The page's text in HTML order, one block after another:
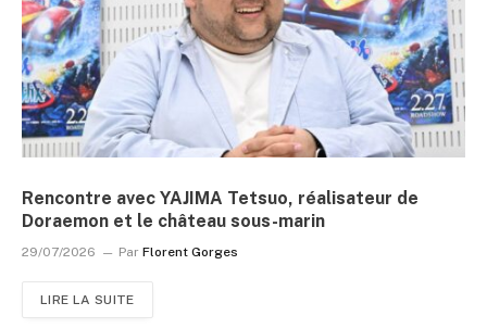
Rencontre avec YAJIMA Tetsuo, réalisateur de
Doraemon et le château sous-marin
29/07/2026 Par Florent Gorges
LIRE LA SUITE